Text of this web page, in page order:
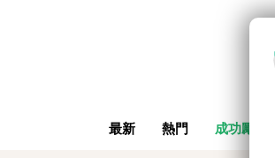
最新 熱門 成功勵志